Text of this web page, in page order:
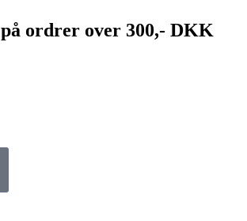
ordrer over 300,- DKK